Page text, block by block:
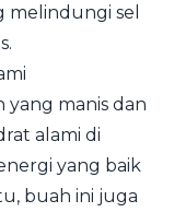
melindungi sel
yang manis dan
alami di
yang baik
buah ini juga